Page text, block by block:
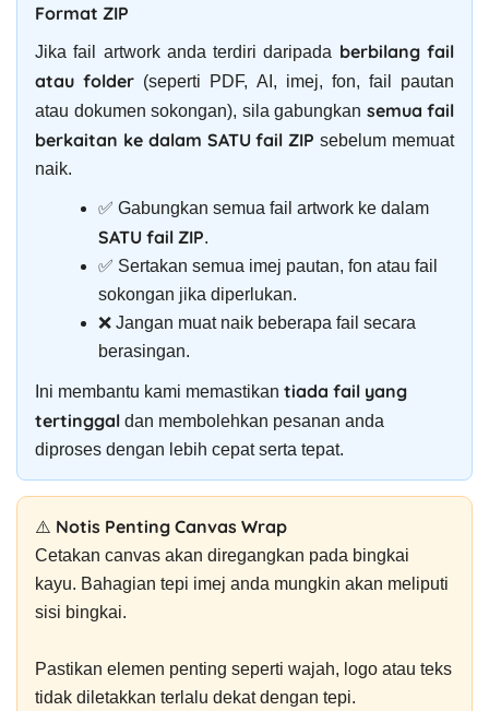
Format ZIP
Jika fail artwork anda terdiri daripada berbilang fail
atau folder (seperti PDF, AI, imej, fon, fail pautan
atau dokumen sokongan), sila gabungkan semua fail
berkaitan ke dalam SATU fail ZIP sebelum memuat
naik.
✅ Gabungkan semua fail artwork ke dalam
SATU fail ZIP.
✅ Sertakan semua imej pautan, fon atau fail
sokongan jika diperlukan.
❌ Jangan muat naik beberapa fail secara
berasingan.
Ini membantu kami memastikan tiada fail yang
tertinggal dan membolehkan pesanan anda
diproses dengan lebih cepat serta tepat.
⚠️ Notis Penting Canvas Wrap
Cetakan canvas akan diregangkan pada bingkai
kayu. Bahagian tepi imej anda mungkin akan meliputi
sisi bingkai.
Pastikan elemen penting seperti wajah, logo atau teks
tidak diletakkan terlalu dekat dengan tepi.